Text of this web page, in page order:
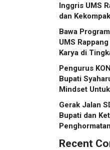
Inggris UMS
dan
Bawa
UMS
Karya di
Pengurus
Bupati
Mindset
Gerak Jalan
Bupati dan
Recent